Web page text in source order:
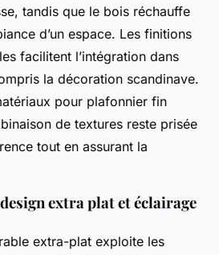
tandis que le bois réchauffe
d’un espace. Les finitions
facilitent l’intégration dans
la décoration scandinave.
pour plafonnier fin
de textures reste prisée
tout en assurant la
extra plat et éclairage
extra-plat exploite les